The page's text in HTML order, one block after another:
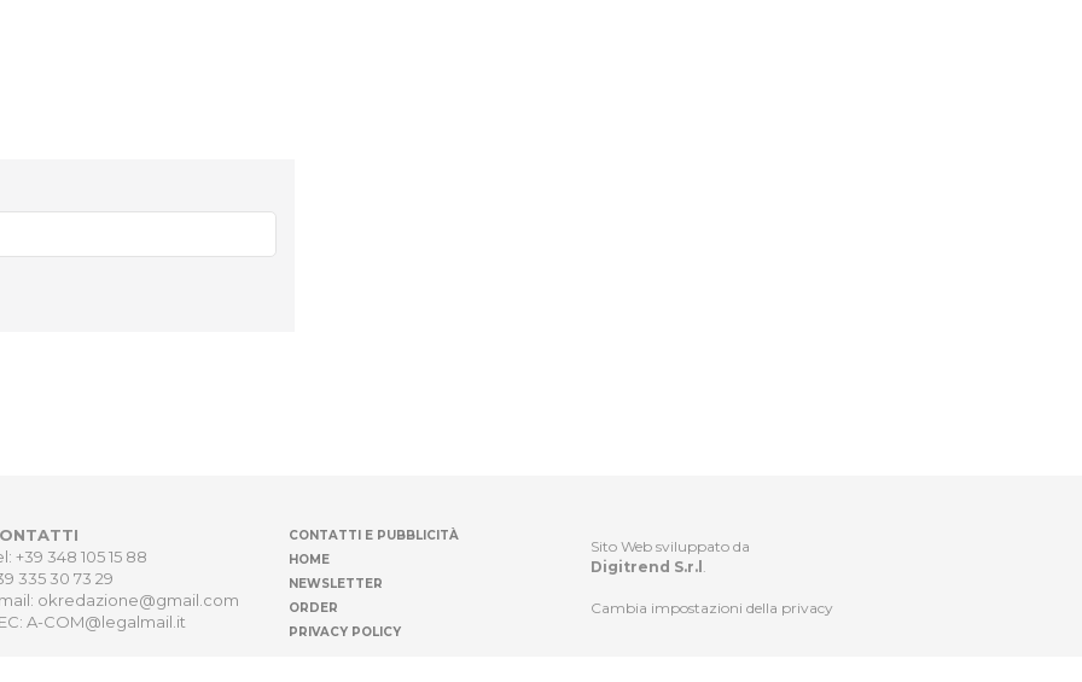
+39 348 105 15 88
335 30 73 29
okredazione@gmail.com
A-COM@legalmail.it
CONTATTI E PUBBLICITÀ
HOME
NEWSLETTER
ORDER
PRIVACY POLICY
Sito Web sviluppato da
Digitrend S.r.l
Cambia impostazioni della privacy